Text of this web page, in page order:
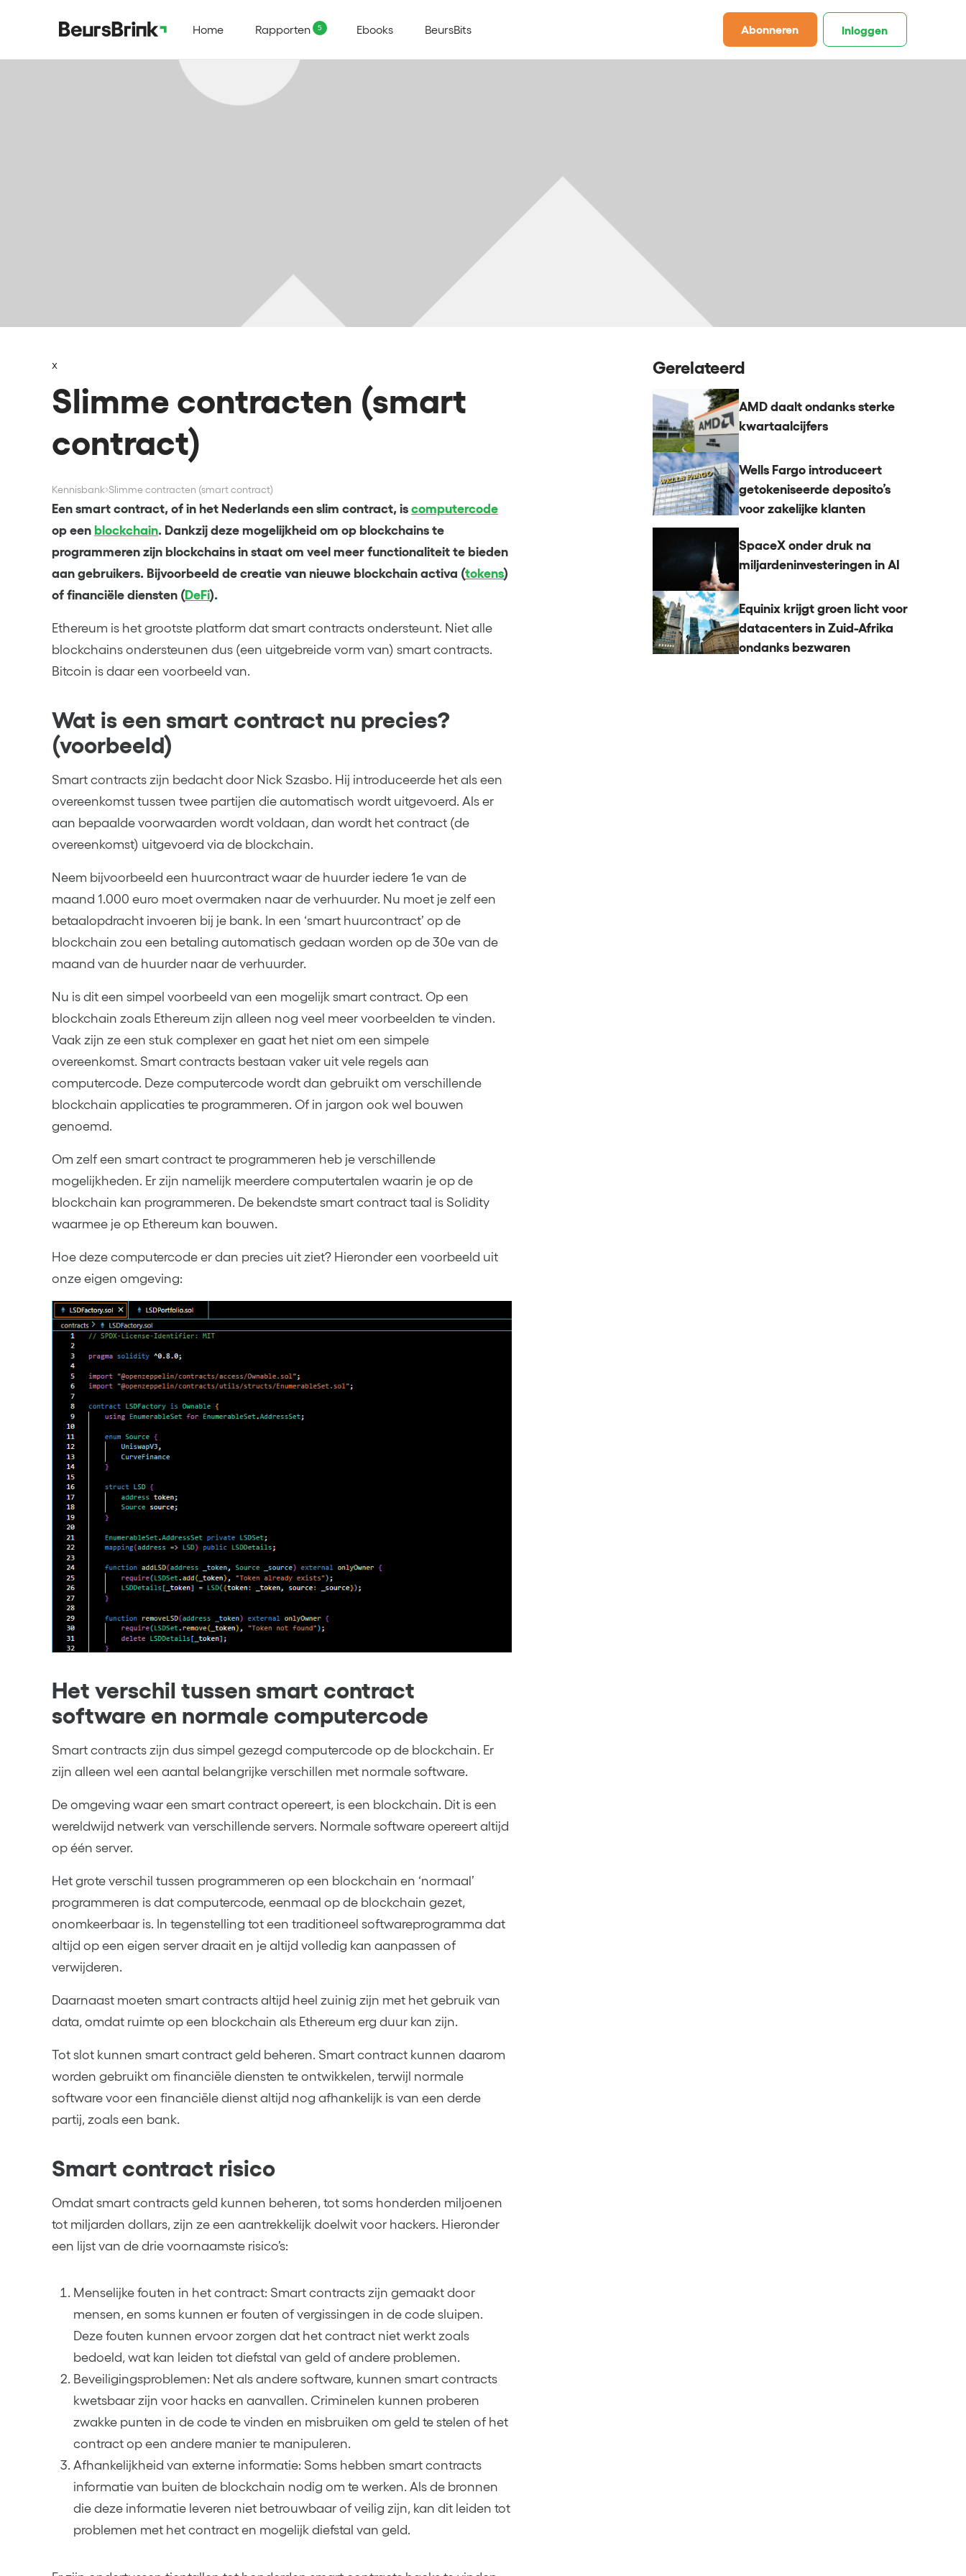
Home Rapporten Ebooks BeursBits Abonneren Inloggen
x
Slimme contracten (smart
contract)
Kennisbank Slimme contracten (smart contract)
Een smart contract, of in het Nederlands een slim contract, is computercode
op een blockchain. Dankzij deze mogelijkheid om op blockchains te
programmeren zijn blockchains in staat om veel meer functionaliteit te bieden
aan gebruikers. Bijvoorbeeld de creatie van nieuwe blockchain activa (tokens)
of financiële diensten (DeFi).
Ethereum is het grootste platform dat smart contracts ondersteunt. Niet alle
blockchains ondersteunen dus (een uitgebreide vorm van) smart contracts.
Bitcoin is daar een voorbeeld van.
Wat is een smart contract nu precies?
(voorbeeld)
Smart contracts zijn bedacht door Nick Szasbo. Hij introduceerde het als een
overeenkomst tussen twee partijen die automatisch wordt uitgevoerd. Als er
aan bepaalde voorwaarden wordt voldaan, dan wordt het contract (de
overeenkomst) uitgevoerd via de blockchain.
Neem bijvoorbeeld een huurcontract waar de huurder iedere 1e van de
maand 1.000 euro moet overmaken naar de verhuurder. Nu moet je zelf een
betaalopdracht invoeren bij je bank. In een ‘smart huurcontract’ op de
blockchain zou een betaling automatisch gedaan worden op de 30e van de
maand van de huurder naar de verhuurder.
Nu is dit een simpel voorbeeld van een mogelijk smart contract. Op een
blockchain zoals Ethereum zijn alleen nog veel meer voorbeelden te vinden.
Vaak zijn ze een stuk complexer en gaat het niet om een simpele
overeenkomst. Smart contracts bestaan vaker uit vele regels aan
computercode. Deze computercode wordt dan gebruikt om verschillende
blockchain applicaties te programmeren. Of in jargon ook wel bouwen
genoemd.
Om zelf een smart contract te programmeren heb je verschillende
mogelijkheden. Er zijn namelijk meerdere computertalen waarin je op de
blockchain kan programmeren. De bekendste smart contract taal is Solidity
waarmee je op Ethereum kan bouwen.
Hoe deze computercode er dan precies uit ziet? Hieronder een voorbeeld uit
onze eigen omgeving:
Het verschil tussen smart contract
software en normale computercode
Smart contracts zijn dus simpel gezegd computercode op de blockchain. Er
zijn alleen wel een aantal belangrijke verschillen met normale software.
De omgeving waar een smart contract opereert, is een blockchain. Dit is een
wereldwijd netwerk van verschillende servers. Normale software opereert altijd
op één server.
Het grote verschil tussen programmeren op een blockchain en ‘normaal’
programmeren is dat computercode, eenmaal op de blockchain gezet,
onomkeerbaar is. In tegenstelling tot een traditioneel softwareprogramma dat
altijd op een eigen server draait en je altijd volledig kan aanpassen of
verwijderen.
Daarnaast moeten smart contracts altijd heel zuinig zijn met het gebruik van
data, omdat ruimte op een blockchain als Ethereum erg duur kan zijn.
Tot slot kunnen smart contract geld beheren. Smart contract kunnen daarom
worden gebruikt om financiële diensten te ontwikkelen, terwijl normale
software voor een financiële dienst altijd nog afhankelijk is van een derde
partij, zoals een bank.
Smart contract risico
Omdat smart contracts geld kunnen beheren, tot soms honderden miljoenen
tot miljarden dollars, zijn ze een aantrekkelijk doelwit voor hackers. Hieronder
een lijst van de drie voornaamste risico’s:
Menselijke fouten in het contract: Smart contracts zijn gemaakt door
mensen, en soms kunnen er fouten of vergissingen in de code sluipen.
Deze fouten kunnen ervoor zorgen dat het contract niet werkt zoals
bedoeld, wat kan leiden tot diefstal van geld of andere problemen.
Beveiligingsproblemen: Net als andere software, kunnen smart contracts
kwetsbaar zijn voor hacks en aanvallen. Criminelen kunnen proberen
zwakke punten in de code te vinden en misbruiken om geld te stelen of het
contract op een andere manier te manipuleren.
Afhankelijkheid van externe informatie: Soms hebben smart contracts
informatie van buiten de blockchain nodig om te werken. Als de bronnen
die deze informatie leveren niet betrouwbaar of veilig zijn, kan dit leiden tot
problemen met het contract en mogelijk diefstal van geld.
Gerelateerd
AMD daalt ondanks sterke
kwartaalcijfers
Wells Fargo introduceert
getokeniseerde deposito’s
voor zakelijke klanten
SpaceX onder druk na
miljardeninvesteringen in AI
Equinix krijgt groen licht voor
datacenters in Zuid-Afrika
ondanks bezwaren